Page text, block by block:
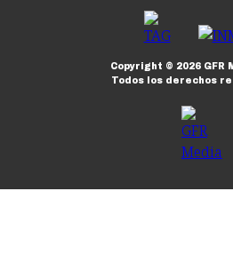
Copyright © 2026GFR
Todos los derechos